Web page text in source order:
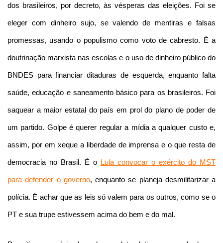
dos brasileiros, por decreto, às vésperas das eleições. Foi se
eleger com dinheiro sujo, se valendo de mentiras e falsas
promessas, usando o populismo como voto de cabresto. É a
doutrinação marxista nas escolas e o uso de dinheiro público do
BNDES para financiar ditaduras de esquerda, enquanto falta
saúde, educação e saneamento básico para os brasileiros. Foi
saquear a maior estatal do país em prol do plano de poder de
um partido. Golpe é querer regular a mídia a qualquer custo e,
assim, por em xeque a liberdade de imprensa e o que resta de
democracia no Brasil. É o Lula convocar o exército do MST
para defender o governo, enquanto se planeja desmilitarizar a
polícia. É achar que as leis só valem para os outros, como se o
PT e sua trupe estivessem acima do bem e do mal.